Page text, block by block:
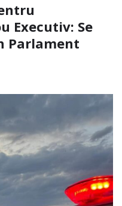
Executiv: Se
Parlament